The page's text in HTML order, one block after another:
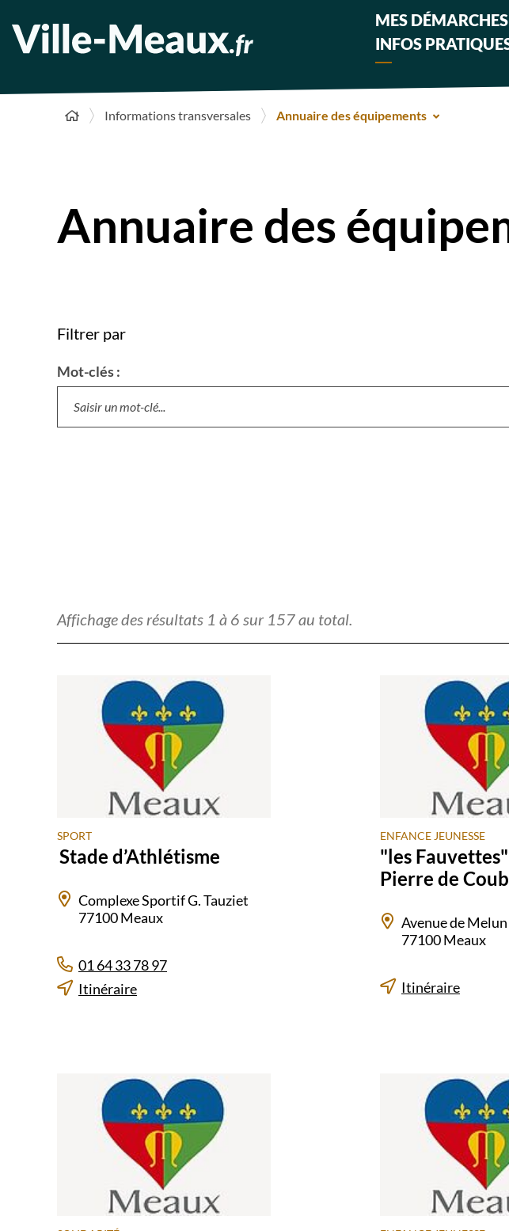
MES
INFOS
Informations transversales Annuaire des équipements
Annuaire des
Filtrer par
Mot-clés :
Affichage des résultats 1 à 6 sur 157au total.
SPORT
Stade d’Athlétisme
Complexe Sportif G. Tauziet
77100 Meaux
01 64 33 78 97
Itinéraire
ENFANCE JEUNESSE
"les
Pierre de
Avenue de Melun
77100 Meaux
Itinéraire